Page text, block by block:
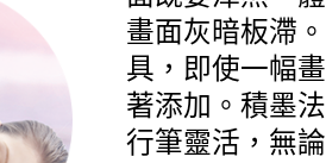
畫面灰暗板滯
具 ，即使一幅
著添加。積墨
行筆靈活，無